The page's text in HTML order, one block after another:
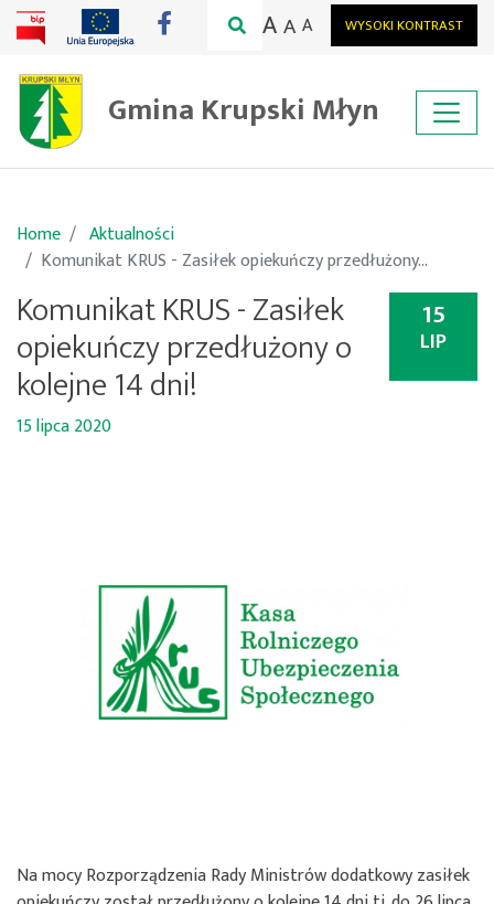
WYSOKI KONTRAST
AA A
Gmina Krupski Młyn
Home
Aktualności
Komunikat KRUS - Zasiłek opiekuńczy przedłużony...
15
LIP
Komunikat KRUS - Zasiłek
opiekuńczy przedłużony o
kolejne 14 dni!
15 lipca 2020
Na mocy Rozporządzenia Rady Ministrów dodatkowy zasiłek